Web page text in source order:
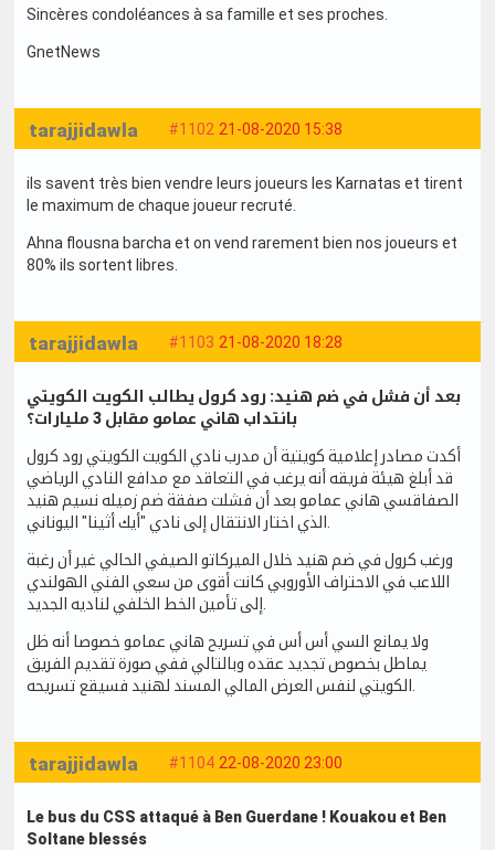
Sincères condoléances à sa famille et ses proches.
GnetNews
#1102 21-08-2020 15:38
tarajjidawla
ils savent très bien vendre leurs joueurs les Karnatas et tirent
le maximum de chaque joueur recruté.
Ahna flousna barcha et on vend rarement bien nos joueurs et
80% ils sortent libres.
#1103 21-08-2020 18:28
tarajjidawla
بعد أن فشل في ضم هنيد: رود كرول يطالب الكويت الكويتي
بانتداب هاني عمامو مقابل 3 مليارات؟
أكدت مصادر إعلامية كويتية أن مدرب نادي الكويت الكويتي رود كرول
قد أبلغ هيئة فريقه أنه يرغب في التعاقد مع مدافع النادي الرياضي
الصفاقسي هاني عمامو بعد أن فشلت صفقة ضم زميله نسيم هنيد
الذي اختار الانتقال إلى نادي "أيك أثينا" اليوناني.
ورغب كرول في ضم هنيد خلال الميركاتو الصيفي الحالي غير أن رغبة
اللاعب في الاحتراف الأوروبي كانت أقوى من سعي الفني الهولندي
إلى تأمين الخط الخلفي لناديه الجديد.
ولا يمانع السي أس أس في تسريح هاني عمامو خصوصا أنه ظل
يماطل بخصوص تجديد عقده وبالتالي ففي صورة تقديم الفريق
الكويتي لنفس العرض المالي المسند لهنيد فسيقع تسريحه.
#1104 22-08-2020 23:00
tarajjidawla
Le bus du CSS attaqué à Ben Guerdane ! Kouakou et Ben
Soltane blessés